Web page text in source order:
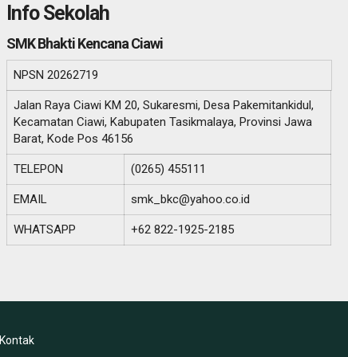
Info Sekolah
SMK Bhakti Kencana Ciawi
NPSN 20262719
Jalan Raya Ciawi KM 20, Sukaresmi, Desa Pakemitankidul,
Kecamatan Ciawi, Kabupaten Tasikmalaya, Provinsi Jawa
Barat, Kode Pos 46156
TELEPON (0265) 455111
EMAIL smk_bkc@yahoo.co.id
WHATSAPP +62 822-1925-2185
Kontak